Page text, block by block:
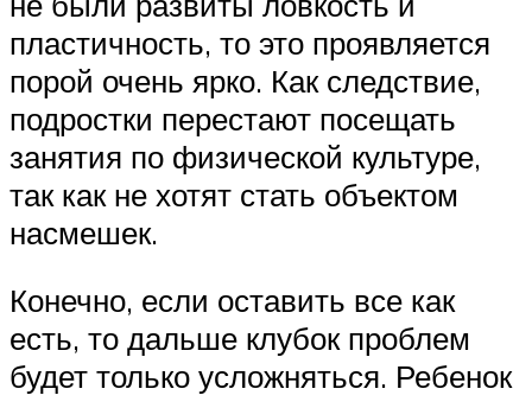
пластичность, то это проявляется
порой очень ярко. Как следствие,
подростки перестают посещать
занятия по физической культуре,
так как не хотят стать объектом
насмешек.
Конечно, если оставить все как
есть, то дальше клубок проблем
будет только усложняться. Ребенок